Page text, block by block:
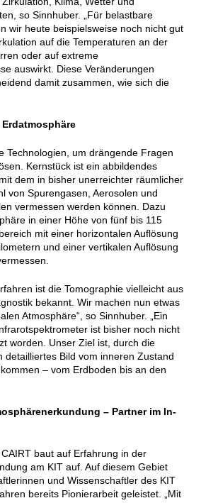
so Sinnhuber. „Für belastbare
wir heute beispielsweise noch nicht gut
auf die Temperaturen an der
oder auf extreme
auswirkt. Diese Veränderungen
damit zusammen, wie sich die
Technologien, um drängende Fragen
Kernstück ist ein abbildendes
dem in bisher unerreichter räumlicher
von Spurengasen, Aerosolen und
vermessen werden können. Dazu
in einer Höhe von fünf bis 115
mit einer horizontalen Auflösung
und einer vertikalen Auflösung
ist die Tomographie vielleicht aus
bekannt. Wir machen nun etwas
Atmosphäre“, so Sinnhuber. „Ein
ist bisher noch nicht
worden. Unser Ziel ist, durch die
detailliertes Bild vom inneren Zustand
– vom Erdboden bis an den
– Partner im In-
baut auf Erfahrung in der
am KIT auf. Auf diesem Gebiet
und Wissenschaftler des KIT
bereits Pionierarbeit geleistet. „Mit